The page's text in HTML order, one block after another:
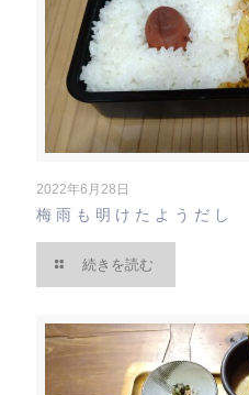
2022年6月28日
梅雨も明けたようだし
続きを読む